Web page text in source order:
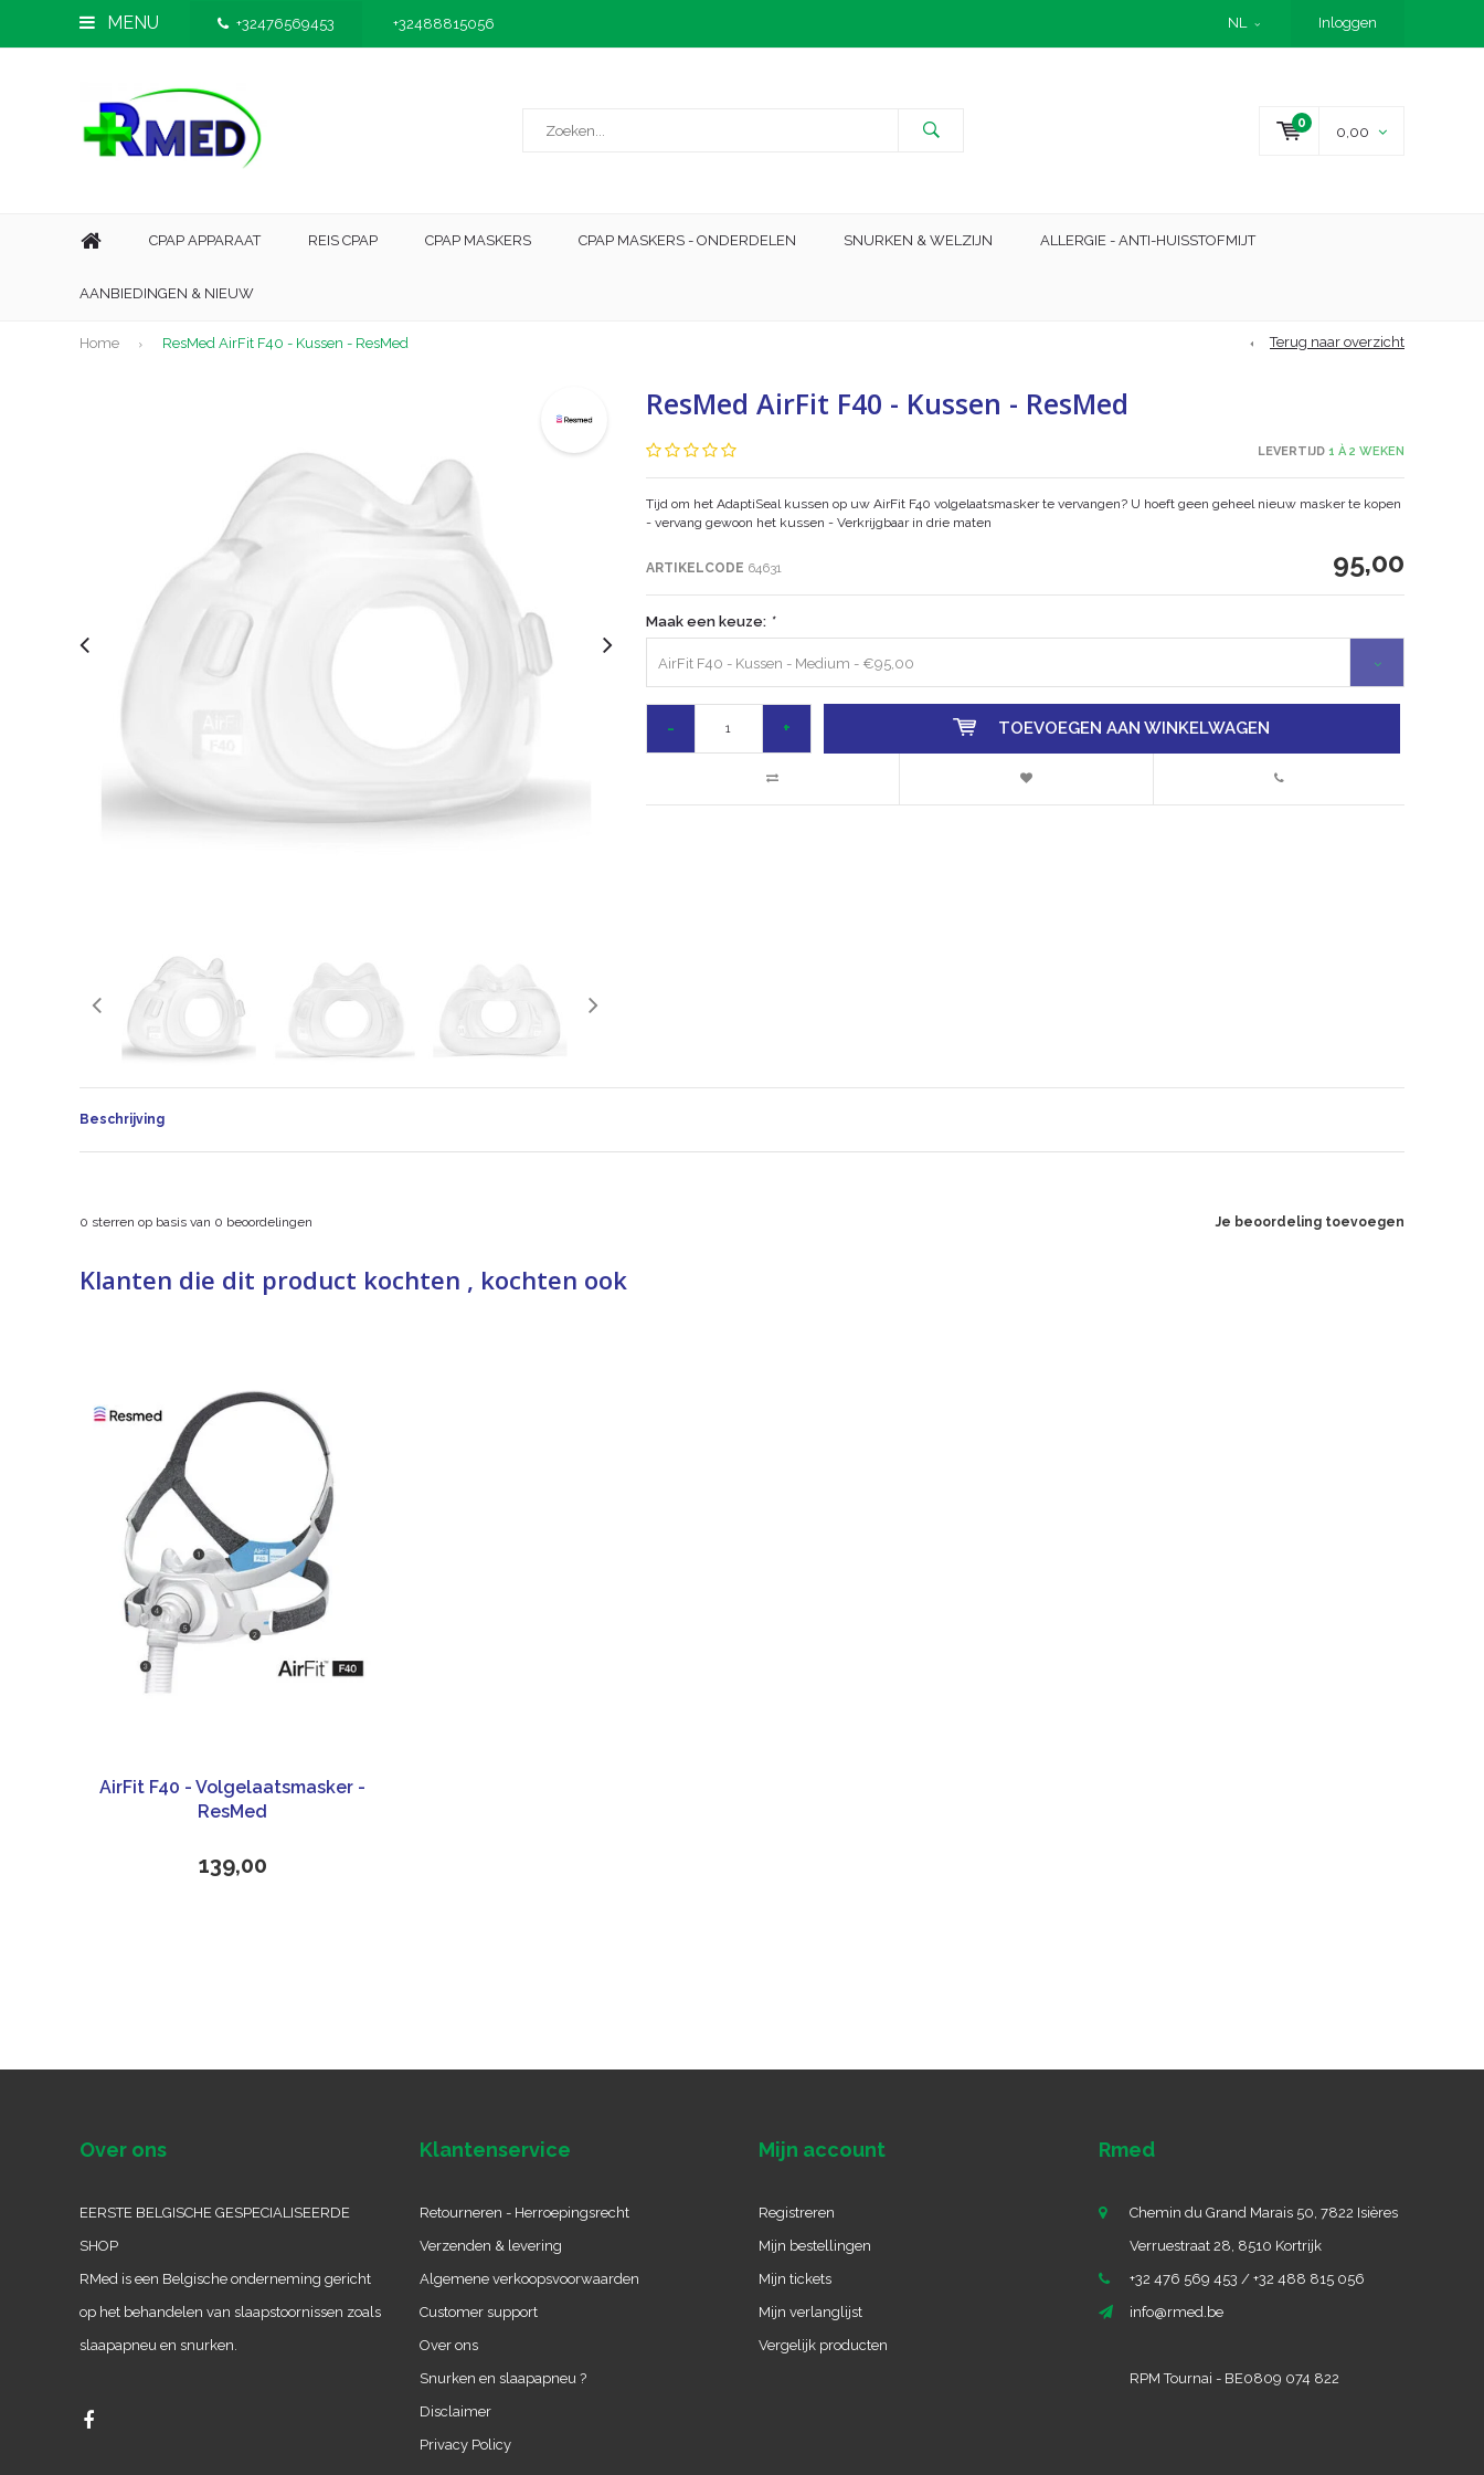
MENU +32476569453 +32488815056 NL Inloggen
0
0,00
CPAP APPARAAT REIS CPAP CPAP MASKERS CPAP MASKERS - ONDERDELEN SNURKEN & WELZIJN ALLERGIE - ANTI-HUISSTOFMIJT
AANBIEDINGEN & NIEUW
Home ResMed AirFit F40 - Kussen - ResMed Terug naar overzicht
ResMed AirFit F40 - Kussen - ResMed
LEVERTIJD 1 À 2 WEKEN
Tijd om het AdaptiSeal kussen op uw AirFit F40 volgelaatsmasker te vervangen? U hoeft geen geheel nieuw masker te kopen
- vervang gewoon het kussen - Verkrijgbaar in drie maten
ARTIKELCODE 64631 95,00
Maak een keuze: *
AirFit F40 - Kussen - Medium - €95,00
- + TOEVOEGEN AAN WINKELWAGEN
Beschrijving
Je beoordeling toevoegen
0 sterren op basis van 0 beoordelingen
Klanten die dit product kochten , kochten ook
AirFit F40 - Volgelaatsmasker -
ResMed
139,00
Over ons
EERSTE BELGISCHE GESPECIALISEERDE
SHOP
RMed is een Belgische onderneming gericht
op het behandelen van slaapstoornissen zoals
slaapapneu en snurken.
Klantenservice
Retourneren - Herroepingsrecht
Verzenden & levering
Algemene verkoopsvoorwaarden
Customer support
Over ons
Snurken en slaapapneu ?
Disclaimer
Privacy Policy
Mijn account
Registreren
Mijn bestellingen
Mijn tickets
Mijn verlanglijst
Vergelijk producten
Rmed
Chemin du Grand Marais 50, 7822 Isières
Verruestraat 28, 8510 Kortrijk
+32 476 569 453 / +32 488 815 056
info@rmed.be
RPM Tournai - BE0809 074 822